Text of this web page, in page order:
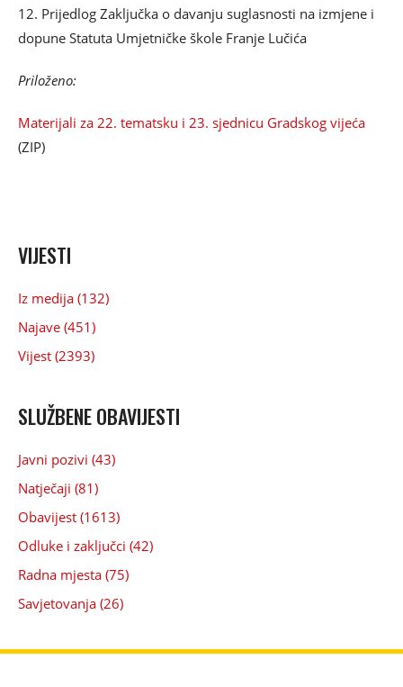
12. Prijedlog Zaključka o davanju suglasnosti na izmjene i
dopune Statuta Umjetničke škole Franje Lučića
Priloženo:
Materijali za 22. tematsku i 23. sjednicu Gradskog vijeća
(ZIP)
VIJESTI
Iz medija (132)
Najave (451)
Vijest (2393)
SLUŽBENE OBAVIJESTI
Javni pozivi (43)
Natječaji (81)
Obavijest (1613)
Odluke i zaključci (42)
Radna mjesta (75)
Savjetovanja (26)